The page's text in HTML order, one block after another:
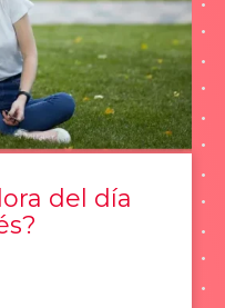
del día